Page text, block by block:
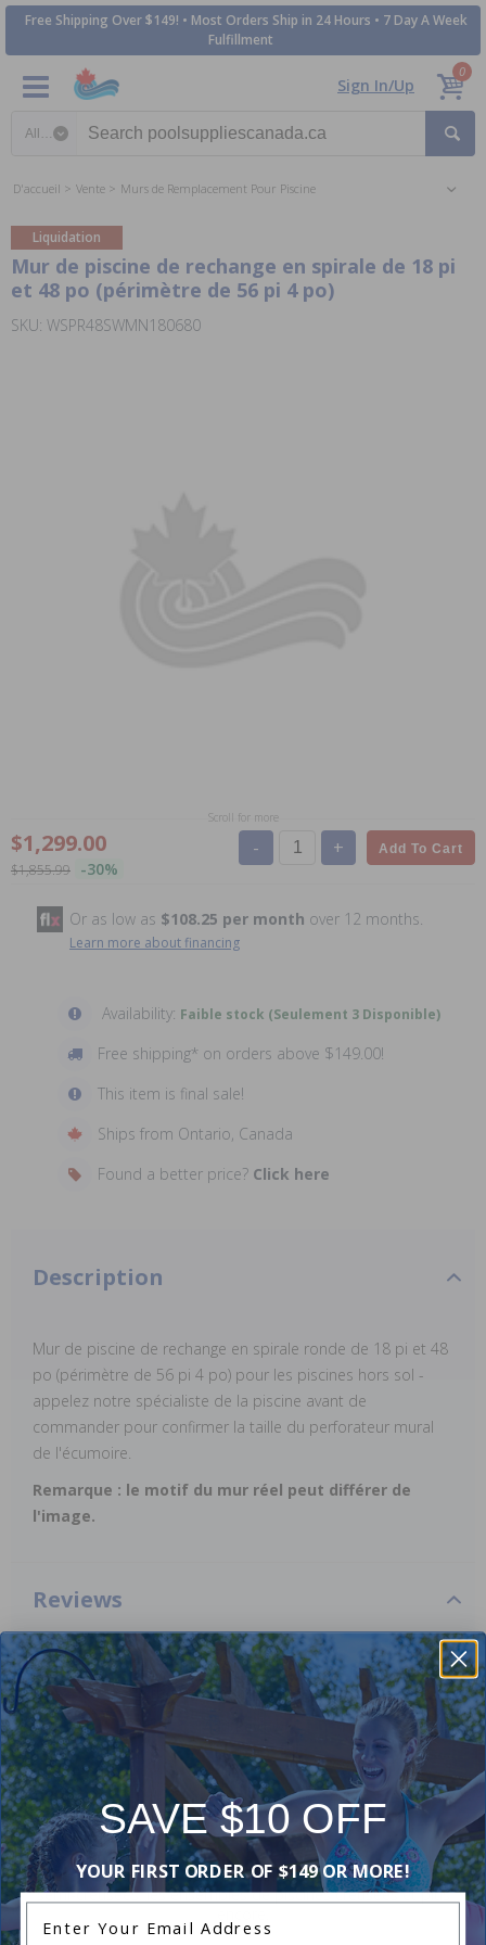
Free Shipping Over $149! • Most Orders Ship in 24 Hours • 7 Day A Week
Fulfillment
Sign In/Up
0
D'accueil Vente Murs de Remplacement Pour Piscine
Liquidation
Mur de piscine de rechange en spirale de 18 pi
et 48 po (périmètre de 56 pi 4 po)
SKU: WSPR48SWMN180680
Scroll for more
$1,299.00
$1,855.99 -30%
- + Add To Cart
Or as low as $108.25 per month over 12 months.
Learn more about financing
Availability: Faible stock (Seulement 3 Disponible)
Free shipping* on orders above $149.00!
This item is final sale!
Ships from Ontario, Canada
Found a better price? Click here
Description
Mur de piscine de rechange en spirale ronde de 18 pi et 48
po (périmètre de 56 pi 4 po) pour les piscines hors sol -
appelez notre spécialiste de la piscine avant de
commander pour confirmer la taille du perforateur mural
de l'écumoire.
Remarque : le motif du mur réel peut différer de
l'image.
Reviews
Be the first one to leave a review!
Soldes et promotions en cours chez Pool
Supplies Canada
Magasinez des offres sur les piscines hors terre, les piscines
semi-creusées, les ensembles de piscines creusées et plus
SAVE $10 OFF
YOUR FIRST ORDER OF $149 OR MORE!